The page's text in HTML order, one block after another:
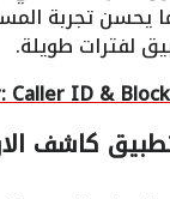
مما يحسن تجربة
لفترات طويلة.
كاشف